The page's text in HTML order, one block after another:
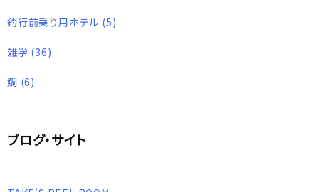
釣行前乗り用ホテル (5)
雑学 (36)
鯛 (6)
ブログ・サイト